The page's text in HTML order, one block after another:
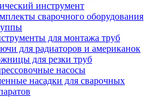
инструмент
сварочного оборудования
для монтажа труб
для радиаторов и американок
для резки труб
насосы
насадки для сварочных